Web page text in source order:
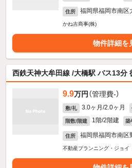
住所 福岡県福岡市南区
かね吉商事(株)
物件詳細を
西鉄天神大牟田線 /大橋駅 バス13分
9.9万円 （管理費-）
敷/礼 3.0ヶ月/2.0ヶ月
階数/階建 1階/2階建 築
住所 福岡県福岡市南区
不動産プランニング・ジョ